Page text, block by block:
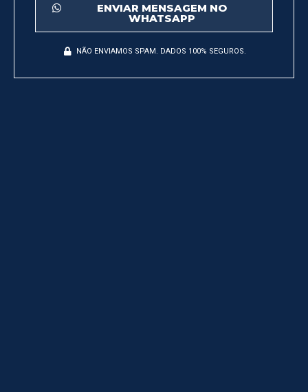
ENVIAR MENSAGEM NO
WHATSAPP
NÃO ENVIAMOS SPAM. DADOS 100% SEGUROS.